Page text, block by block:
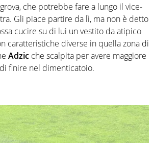
che potrebbe fare a lungo il vice-
Gli piace partire da lì, ma non è detto
cucire su di lui un vestito da atipico
caratteristiche diverse in quella zona di
Adzic che scalpita per avere maggiore
finire nel dimenticatoio.